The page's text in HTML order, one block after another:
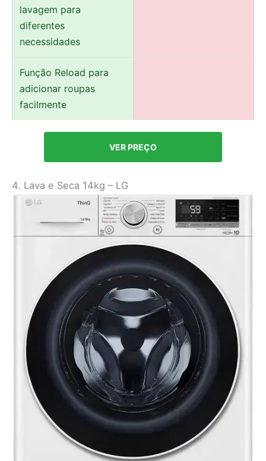
lavagem para
diferentes
necessidades
Função Reload para
adicionar roupas
facilmente
VER PREÇO
4. Lava e Seca 14kg – LG